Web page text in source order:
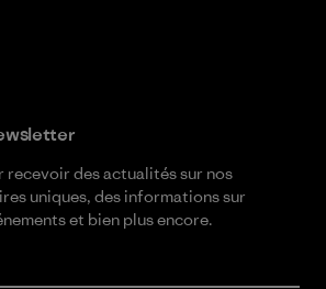
recevoir des actualités sur nos
uniques, des informations sur
et bien plus encore.